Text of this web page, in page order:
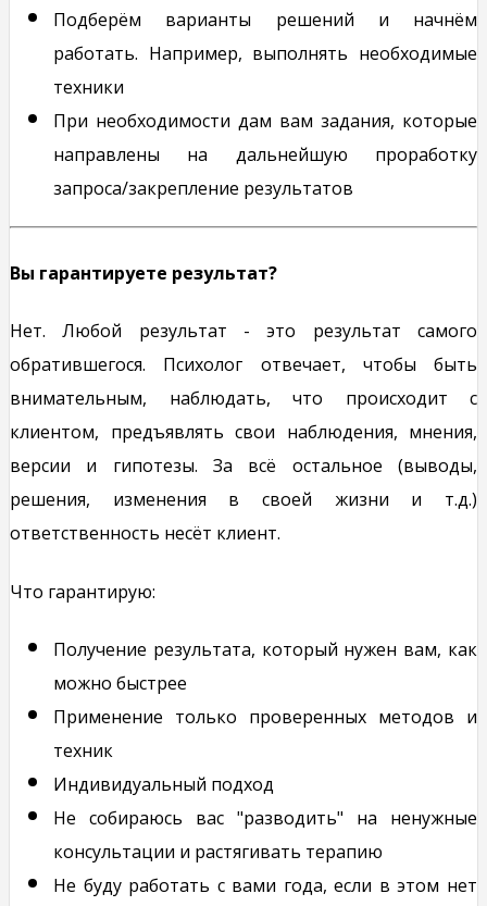
Подберём варианты решений и начнём
работать. Например, выполнять необходимые
техники
При необходимости дам вам задания, которые
направлены на дальнейшую проработку
запроса/закрепление результатов
Вы гарантируете результат?
Нет. Любой результат - это результат самого
обратившегося. Психолог отвечает, чтобы быть
внимательным, наблюдать, что происходит с
клиентом, предъявлять свои наблюдения, мнения,
версии и гипотезы. За всё остальное (выводы,
решения, изменения в своей жизни и т.д.)
ответственность несёт клиент.
Что гарантирую:
Получение результата, который нужен вам, как
можно быстрее
Применение только проверенных методов и
техник
Индивидуальный подход
Не собираюсь вас "разводить" на ненужные
консультации и растягивать терапию
Не буду работать с вами года, если в этом нет